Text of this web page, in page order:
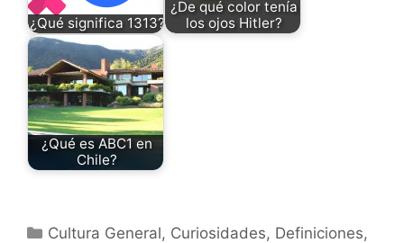
¿Qué significa 1313?
¿De qué color tenía
los ojos Hitler?
¿Qué es ABC1 en
Chile?
Categorías
Cultura General, Curiosidades, Definiciones,